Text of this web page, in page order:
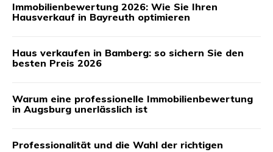
Immobilienbewertung 2026: Wie Sie Ihren
Hausverkauf in Bayreuth optimieren
Haus verkaufen in Bamberg: so sichern Sie den
besten Preis 2026
Warum eine professionelle Immobilienbewertung
in Augsburg unerlässlich ist
Professionalität und die Wahl der richtigen